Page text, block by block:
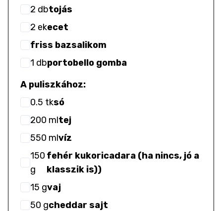
2 dbtojás
2 ekecet
friss bazsalikom
1 dbportobello gomba
A puliszkához:
0.5 tksó
200 mltej
550 mlvíz
150
g
fehér kukoricadara (ha nincs, jó a
klasszik is))
15 gvaj
50 gcheddar sajt